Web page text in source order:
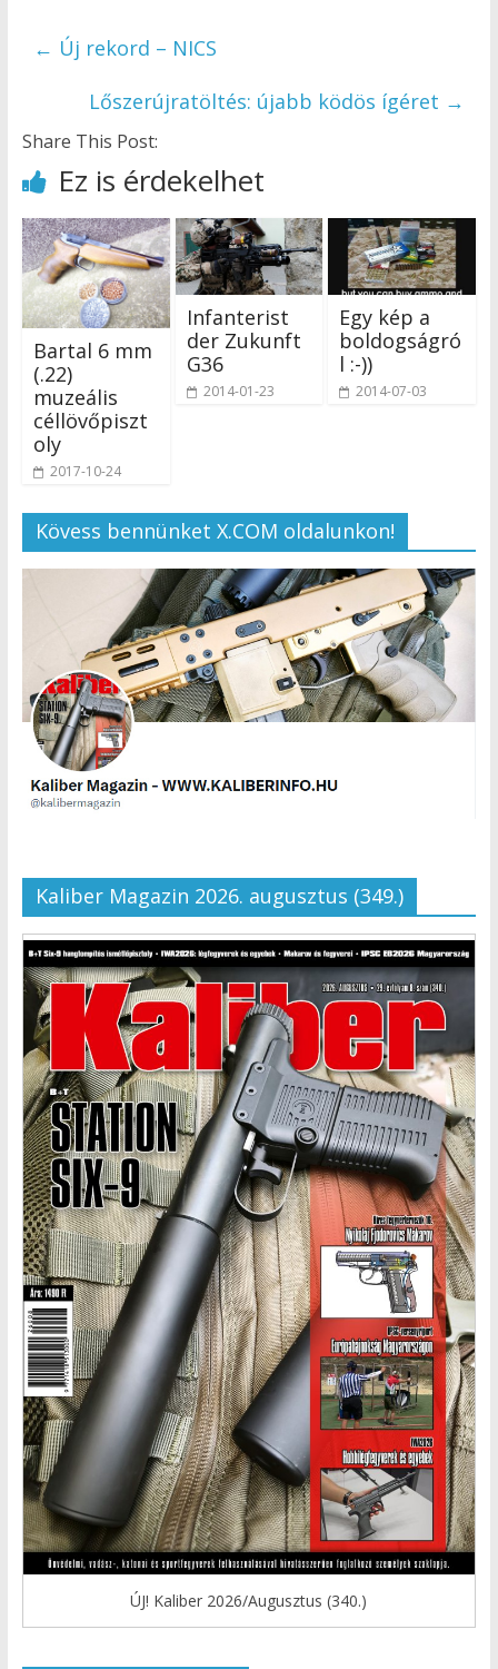
← Új rekord – NICS
Lőszerújratöltés: újabb ködös ígéret →
Share This Post:
Ez is érdekelhet
Bartal 6 mm
(.22)
muzeális
céllövőpiszt
oly
2017-10-24
Infanterist
der Zukunft
G36
2014-01-23
Egy kép a
boldogságró
l :-))
2014-07-03
Kövess bennünket X.COM oldalunkon!
Kaliber Magazin 2026. augusztus (349.)
ÚJ! Kaliber 2026/Augusztus (340.)